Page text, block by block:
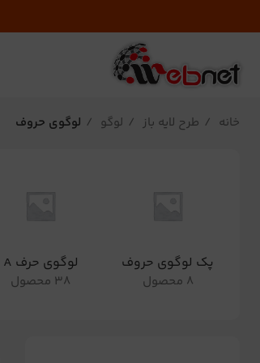
خانه طرح لایه باز لوگو لوگوی حروف
پک لوگوی حروف
8 محصول
لوگوی حرف A
38 محصول